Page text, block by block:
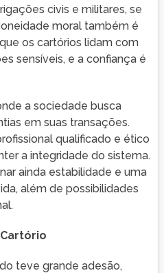
civis e militares, se
moral também é
os cartórios lidam com
sensíveis, e a confiança é
a sociedade busca
em suas transações.
qualificado e ético
a integridade do sistema.
ainda estabilidade e uma
além de possibilidades
teve grande adesão,